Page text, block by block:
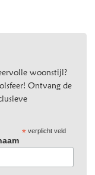
woonstijl?
Ontvang de
*verplicht veld